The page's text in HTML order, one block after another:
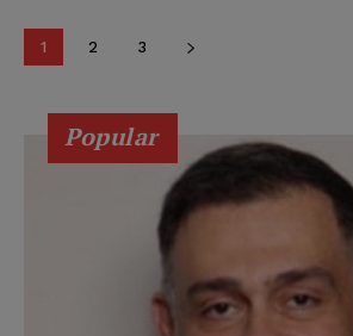
1 2 3
Popular